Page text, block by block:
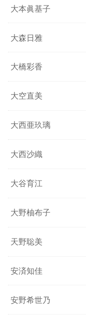
大本眞基子
大森日雅
大橋彩香
大空直美
大西亜玖璃
大西沙織
大谷育江
大野柚布子
天野聡美
安済知佳
安野希世乃